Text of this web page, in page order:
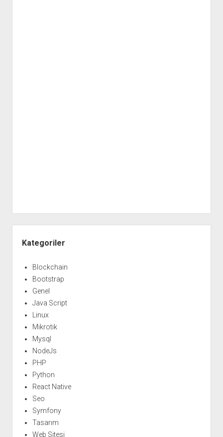
Menü
Kategoriler
Blockchain
Bootstrap
Genel
Java Script
Linux
Mikrotik
Mysql
NodeJs
PHP
Python
React Native
Seo
Symfony
Tasarım
Web Sitesi